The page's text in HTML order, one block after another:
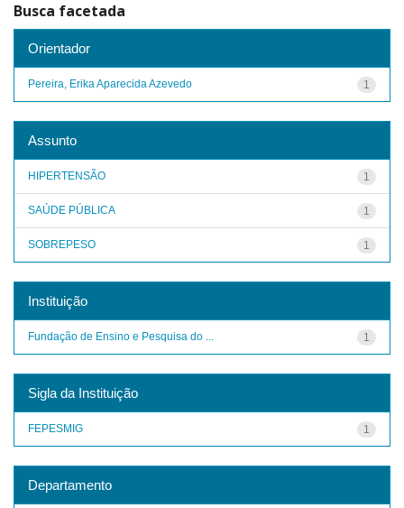
Busca facetada
Orientador
1
Pereira, Erika Aparecida Azevedo
Assunto
1
HIPERTENSÃO
1
SAÚDE PÚBLICA
1
SOBREPESO
Instituição
1
Fundação de Ensino e Pesquisa do ...
Sigla da Instituição
1
FEPESMIG
Departamento